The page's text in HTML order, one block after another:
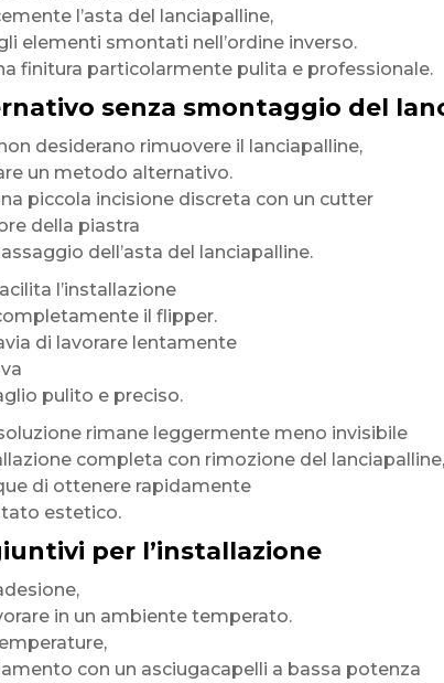
l’asta del lanciapalline,
elementi smontati nell’ordine inverso.
finitura particolarmente pulita e professionale.
senza smontaggio del
desiderano rimuovere il lanciapalline,
un metodo alternativo.
piccola incisione discreta con un cutter
della piastra
dell’asta del lanciapalline.
l’installazione
il flipper.
di lavorare lentamente
pulito e preciso.
rimane leggermente meno invisibile
completa con rimozione del lanciapalline,
di ottenere rapidamente
estetico.
per l’installazione
in un ambiente temperato.
con un asciugacapelli a bassa potenza